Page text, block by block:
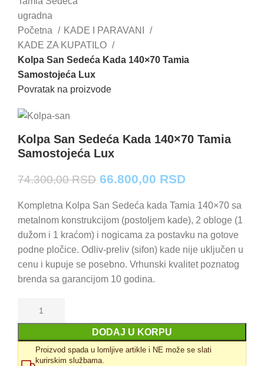
Početna
KADE I PARAVANI
KADE ZA KUPATILO
Kolpa San Sedeća Kada 140×70 Tamia
Samostojeća Lux
Povratak na proizvode
Kolpa San Sedeća Kada 140×70 Tamia
Samostojeća Lux
74.300,00RSD Originalna
je
bila:
74.300,00 RSD.
66.800,00 RSDTrenutna
je:
66.800,00
Kompletna Kolpa San Sedeća kada Tamia 140×70 sa
metalnom konstrukcijom (postoljem kade), 2 obloge (1
dužom i 1 kraćom) i nogicama za postavku na gotove
podne pločice. Odliv-preliv (sifon) kade nije uključen u
cenu i kupuje se posebno. Vrhunski kvalitet poznatog
brenda sa garancijom 10 godina.
DODAJ U KORPU
Proizvod spada u lomljive artikle i NE može se slati
kurirskim službama.